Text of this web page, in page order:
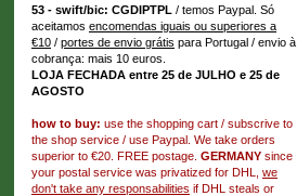
53 - swift/bic: CGDIPTPL / temos Paypal. Só
aceitamos encomendas iguais ou superiores a
€10 / portes de envio grátis para Portugal / envio à
cobrança: mais 10 euros.
LOJA FECHADA entre 25 de JULHO e 25 de
AGOSTO
how to buy: use the shopping cart / subscrive to
the shop service / use Paypal. We take orders
superior to €20. FREE postage. GERMANY since
your postal service was privatized for DHL, we
don't take any responsabilities if DHL steals or